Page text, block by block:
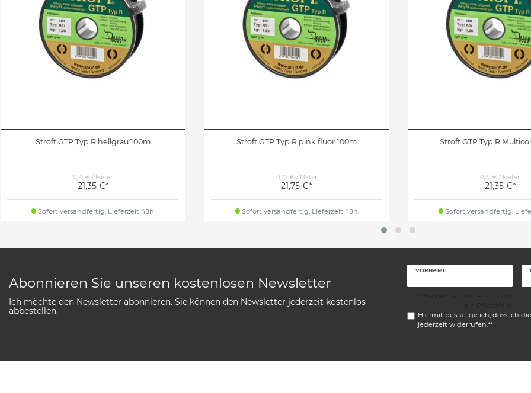
Stroft GTP Typ R hellgrau 100m
0,21 € / Meter
21,35 €*
Sofort versandfertig, Lieferzeit 48h
Stroft GTP Typ R pink fluor 100m
0,22 € / Meter
21,75 €*
Sofort versandfertig, Lieferzeit 48h
Stroft GTP Typ R
0,21 € / Meter
21,35 €*
Sofort versandfertig,
Abonnieren Sie unseren kostenlosen Newsletter
Ich möchte den Newsletter abonnieren. Sie können den Newsletter jederzeit kostenlos
abbestellen.
VORNAME
Hiermit bestätige ich, dass ich die
jederzeit widerrufen.**